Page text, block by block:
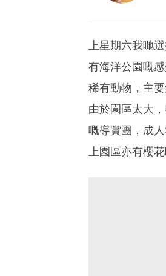
上星期六我哋
有海洋公園嘅
稀有動物，主
由於園區太大
嘅導賞團，成
上園區亦有櫻